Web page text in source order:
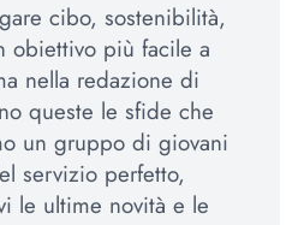
cibo, sostenibilità,
obiettivo più facile a
nella redazione di
queste le sfide che
un gruppo di giovani
servizio perfetto,
le ultime novità e le